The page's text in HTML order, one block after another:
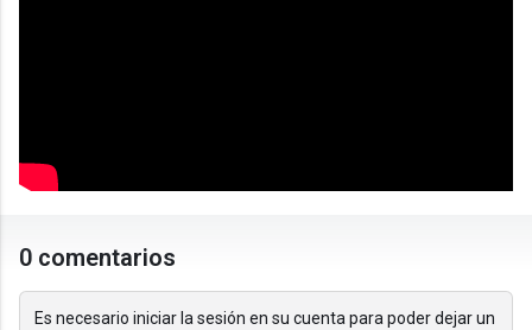
0 comentarios
Es necesario iniciar la sesión en su cuenta para poder dejar un